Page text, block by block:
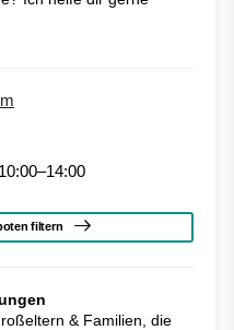
filtern
& Familien, die